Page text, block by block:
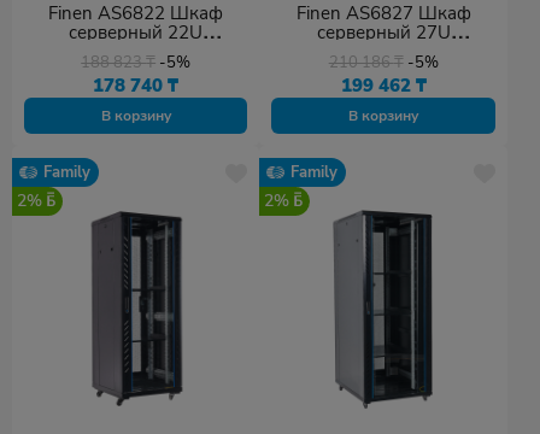
Finen AS6822 Шкаф
серверный 22U
(600х800х1164мм)
188 823₸ -5%
178 740₸
В корзину
Finen AS6827 Шкаф
серверный 27U
(600х800х1387мм)
210 186₸ -5%
199 462 ₸
В корзину
Family
2%
Family
2%